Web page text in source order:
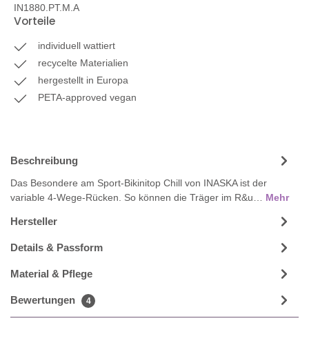
IN1880.PT.M.A
Vorteile
individuell wattiert
recycelte Materialien
hergestellt in Europa
PETA-approved vegan
Beschreibung
Das Besondere am Sport-Bikinitop Chill von INASKA ist der
variable 4-Wege-Rücken. So können die Träger im R&u… Mehr
Hersteller
Details & Passform
Material & Pflege
Bewertungen 4